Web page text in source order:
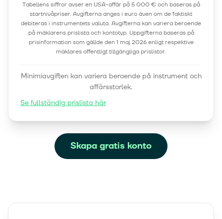
Tabellens siffror avser en USA-affär på 5 000 € och baseras på
startnivåpriser. Avgifterna anges i euro även om de faktiskt
debiteras i instrumentets valuta. Avgifterna kan variera beroende
på mäklarens prislista och kontotyp. Uppgifterna baseras på
prisinformation som gällde den 1 maj 2026 enligt respektive
mäklares offentligt tillgängliga prislistor.
Minimiavgiften kan variera beroende på instrument och
affärsstorlek.
Se fullständig prislista här
Skapa gratis konto